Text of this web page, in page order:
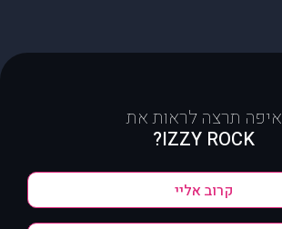
איפה תרצה לראות את
IZZY ROCK?